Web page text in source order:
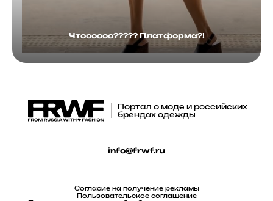
Чтоооооо????? Платформа?!
Портал о моде и российских
брендах одежды
info@frwf.ru
Согласие на получение рекламы
Пользовательское соглашение